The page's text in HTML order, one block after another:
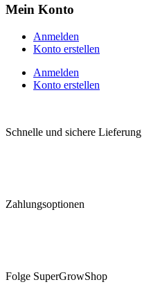
Mein Konto
Anmelden
Konto erstellen
Anmelden
Konto erstellen
Schnelle und sichere Lieferung
Zahlungsoptionen
Folge SuperGrowShop